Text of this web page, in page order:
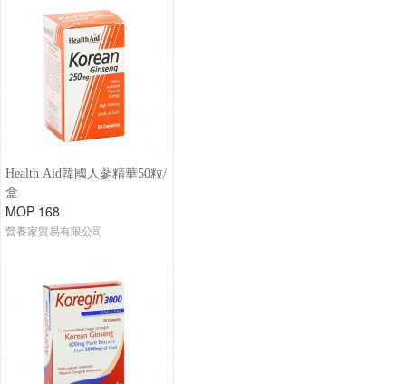
Health Aid韓國人蔘精華50粒/
盒
MOP 168
營養家貿易有限公司